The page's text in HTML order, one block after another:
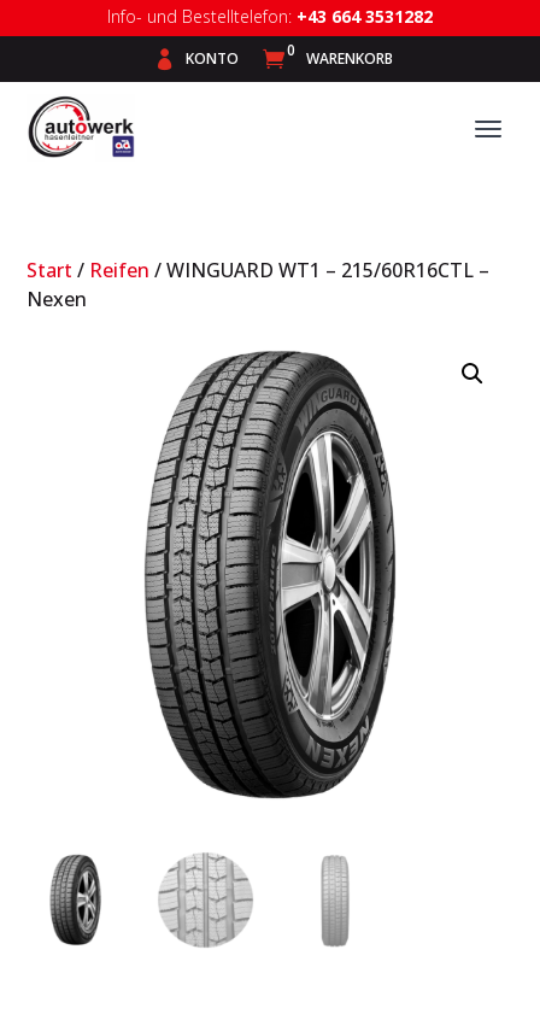
Info- und Bestelltelefon: +43 664 3531282
 KONTO 0 WARENKORB
Start / Reifen / WINGUARD WT1 – 215/60R16CTL –
Nexen